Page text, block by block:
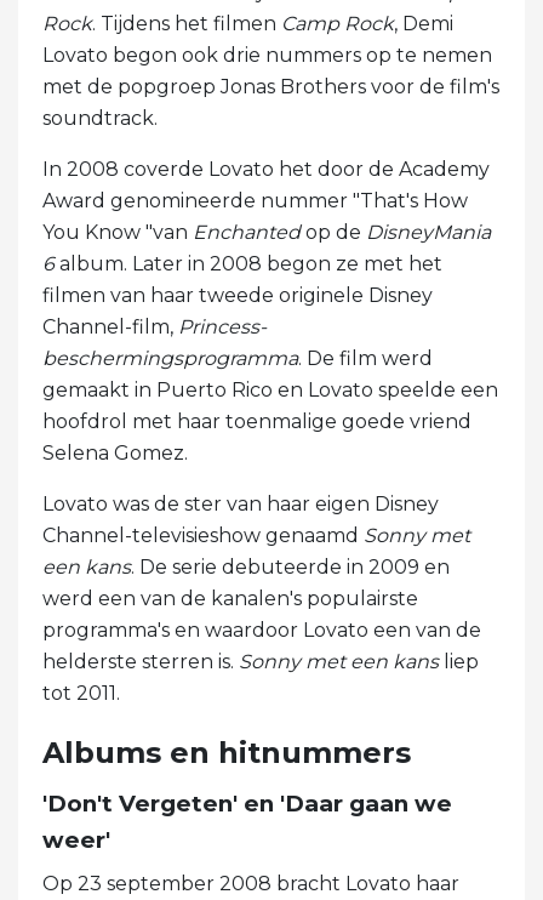
Rock. Tijdens het filmen Camp Rock, Demi
Lovato begon ook drie nummers op te nemen
met de popgroep Jonas Brothers voor de film's
soundtrack.
In 2008 coverde Lovato het door de Academy
Award genomineerde nummer "That's How
You Know "van Enchantedop de DisneyMania
6album. Later in 2008 begon ze met het
filmen van haar tweede originele Disney
Channel-film, Princess-
beschermingsprogramma. De film werd
gemaakt in Puerto Rico en Lovato speelde een
hoofdrol met haar toenmalige goede vriend
Selena Gomez.
Lovato was de ster van haar eigen Disney
Channel-televisieshow genaamd Sonny met
een kans. De serie debuteerde in 2009 en
werd een van de kanalen's populairste
programma's en waardoor Lovato een van de
helderste sterren is. Sonny met een kansliep
tot 2011.
Albums en hitnummers
'Don't Vergeten' en 'Daar gaan we
weer'
Op 23 september 2008 bracht Lovato haar